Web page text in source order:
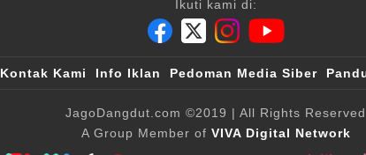
Ikuti kami di:
Kontak Kami Info Iklan Pedoman Media Siber
JagoDangdut.com ©2019 | All Rights Reserved
A Group Member of VIVA Digital Network